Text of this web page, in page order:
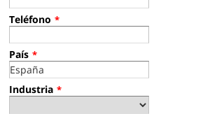
Teléfono *
País *
Industria *